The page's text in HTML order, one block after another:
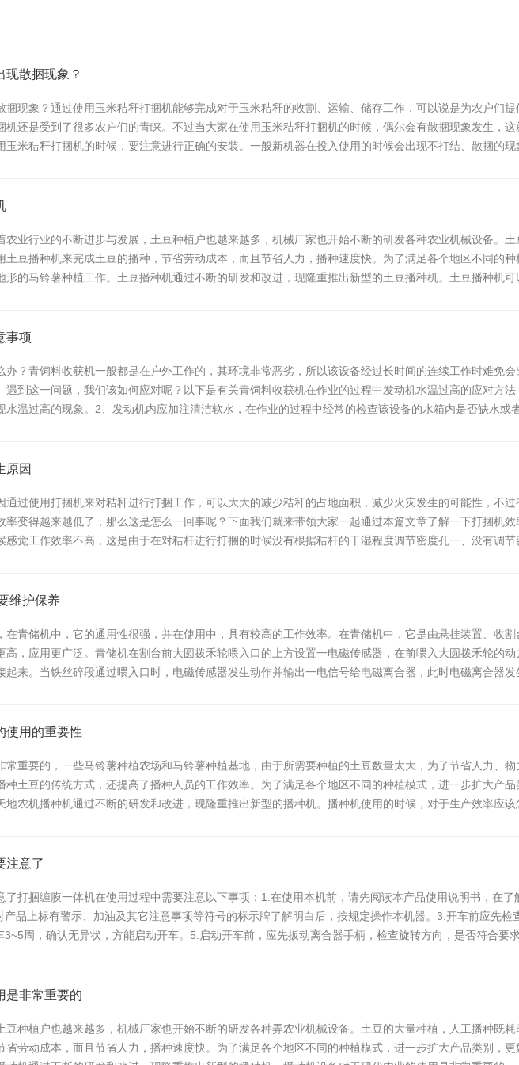
现散捆现象？
捆现象？通过使用玉米秸秆打捆机能够完成对于玉米秸秆的收割、运输、储存工作，可以说是为农户们
机还是受到了很多农户们的青睐。不过当大家在使用玉米秸秆打捆机的时候，偶尔会有散捆现象发生，这
玉米秸秆打捆机的时候，要注意进行正确的安装。一般新机器在投入使用的时候会出现不打结、散捆的
业行业的不断进步与发展，土豆种植户也越来越多，机械厂家也开始不断的研发各种农业机械设备。
土豆播种机来完成土豆的播种，节省劳动成本，而且节省人力，播种速度快。为了满足各个地区不同的
的马铃薯种植工作。土豆播种机通过不断的研发和改进，现隆重推出新型的土豆播种机。土豆播种机可
事项
办？青饲料收获机一般都是在户外工作的，其环境非常恶劣，所以该设备经过长时间的连续工作时难免
遇到这一问题，我们该如何应对呢？以下是有关青饲料收获机在作业的过程中发动机水温过高的应对方
温过高的现象。2、发动机内应加注清洁软水，在作业的过程中经常的检查该设备的水箱内是否缺水或
原因
通过使用打捆机来对秸秆进行打捆工作，可以大大的减少秸秆的占地面积，减少火灾发生的可能性，不
率变得越来越低了，那么这是怎么一回事呢？下面我们就来带领大家一起通过本篇文章了解一下打捆机
感觉工作效率不高，这是由于在对秸杆进行打捆的时候没有根据秸杆的干湿程度调节密度孔一、没有调
维护保养
在青储机中，它的通用性很强，并在使用中，具有较高的工作效率。在青储机中，它是由悬挂装置、收
高，应用更广泛。青储机在割台前大圆拨禾轮喂入口的上方设置一电磁传感器，在前喂入大圆拨禾轮的
起来。当铁丝碎段通过喂入口时，电磁传感器发生动作并输出一电信号给电磁离合器，此时电磁离合器
使用的重要性
常重要的，一些马铃薯种植农场和马铃薯种植基地，由于所需要种植的土豆数量太大，为了节省人力、
土豆的传统方式，还提高了播种人员的工作效率。为了满足各个地区不同的种植模式，进一步扩大产
地农机播种机通过不断的研发和改进，现隆重推出新型的播种机。播种机使用的时候，对于生产效率应
注意了
了打捆缠膜一体机在使用过程中需要注意以下事项：1.在使用本机前，请先阅读本产品使用说明书，在
品上标有警示、加油及其它注意事项等符号的标示牌了解明白后，按规定操作本机器。3.开车前应先检
周，确认无异状，方能启动开车。5.启动开车前，应先扳动离合器手柄，检查旋转方向，是否符合要
是非常重要的
豆种植户也越来越多，机械厂家也开始不断的研发各种弄农业机械设备。土豆的大量种植，人工播种既
省劳动成本，而且节省人力，播种速度快。为了满足各个地区不同的种植模式，进一步扩大产品类别，